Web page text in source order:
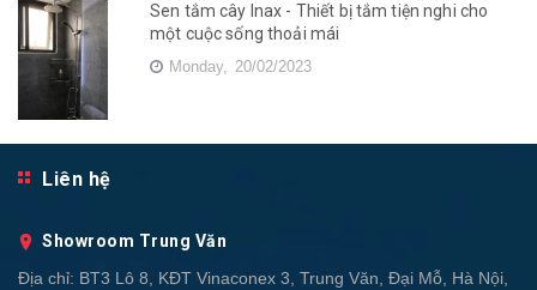
Sen tắm cây Inax - Thiết bị tắm tiện nghi cho
một cuộc sống thoải mái
Monday, 20/02/2023
Liên hệ
Showroom Trung Văn
Địa chỉ: BT3 Lô 8, KĐT Vinaconex 3, Trung Văn, Đại Mỗ, Hà Nội,